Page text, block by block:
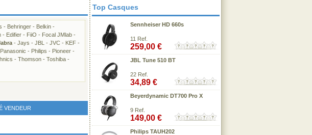
- Behringer - Belkin -
- Edifier - FiiO - Focal JMlab -
- Jays - JBL - JVC - KEF -
Panasonic - Philips - Pioneer -
- Thomson - Toshiba -
VENDEUR
Top Casques
Sennheiser HD 660s
11 Ref.
259,00 €
JBL Tune 510 BT
22 Ref.
34,89 €
Beyerdynamic DT700 Pro X
9 Ref.
149,00 €
Philips TAUH202